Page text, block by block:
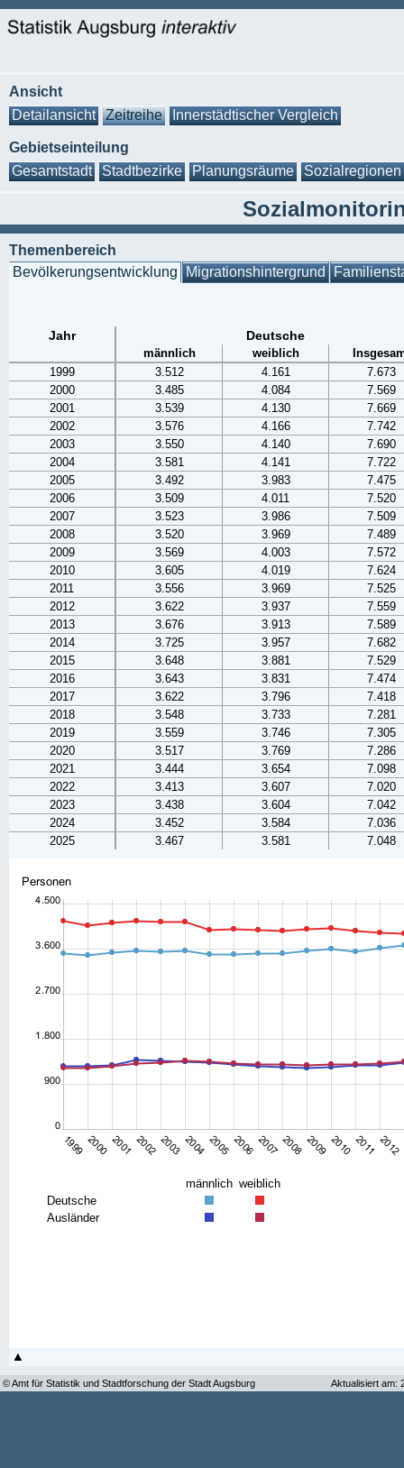
Ansicht
Detailansicht
Zeitreihe Innerstädtischer Vergleich
Gebietseinteilung
Gesamtstadt
Stadtbezirke Planungsräume Sozialregionen
Themenbereich
Bevölkerungsentwicklung Migrationshintergrund
Jahr Deutsche
männlich weiblich
1999
3.512 4.161
7.673
2000
3.485 4.084
7.569
2001
3.539 4.130
7.669
2002
3.576 4.166
7.742
2003
3.550 4.140
7.690
2004
3.581 4.141
7.722
2005
3.492 3.983
7.475
2006
3.509 4.011
7.520
2007
3.523 3.986
7.509
2008
3.520 3.969
7.489
2009
3.569 4.003
7.572
2010
3.605 4.019
7.624
2011
3.556 3.969
7.525
2012
3.622 3.937
7.559
2013
3.676 3.913
7.589
2014
3.725 3.957
7.682
2015
3.648 3.881
7.529
2016
3.643 3.831
7.474
2017
3.622 3.796
7.418
2018
3.548 3.733
7.281
2019
3.559 3.746
7.305
2020
3.517 3.769
7.286
2021
3.444 3.654
7.098
2022
3.413 3.607
7.020
2023
3.438 3.604
7.042
2024
3.452 3.584
7.036
2025
3.467 3.581 7.048
männlich weiblich
Deutsche
Ausländer
© Amt für Statistik und Stadtforschung der Stadt Augsburg Aktualisiert am: